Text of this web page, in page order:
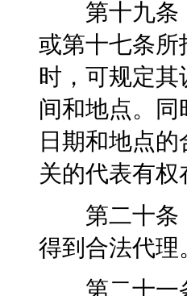
第十九条
或第十七条所
时，可规定
间和地点。
日期和地点
关的代表有
第二十条
得到合法代理
第二十一